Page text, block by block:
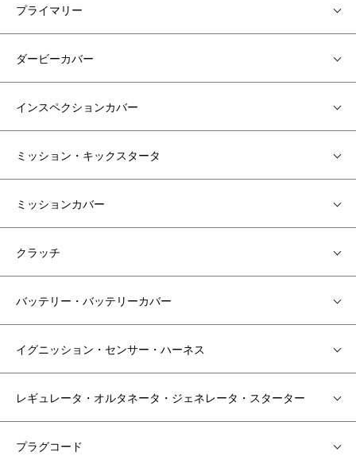
プライマリー
ダービーカバー
インスペクションカバー
ミッション・キックスタータ
ミッションカバー
クラッチ
バッテリー・バッテリーカバー
イグニッション・センサー・ハーネス
レギュレータ・オルタネータ・ジェネレータ・スターター
プラグコード